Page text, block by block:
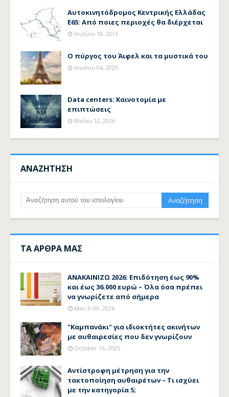
Αυτοκινητόδρομος Κεντρικής Ελλάδας
Ε65: Από ποιες περιοχές θα διέρχεται
Ιουλίου 18, 2013
Ο πύργος του Άιφελ και τα μυστικά του
Ιουνίου 04, 2025
Data centers: Καινοτομία με
επιπτώσεις
Μαΐου 12, 2026
ΑΝΑΖΗΤΗΣΗ
ΤΑ ΑΡΘΡΑ ΜΑΣ
ΑΝΑΚΑΙΝΙΖΩ 2026: Επιδότηση έως 90%
και έως 36.000 ευρώ – Όλα όσα πρέπει
να γνωρίζετε από σήμερα
March 09, 2026
"Καμπανάκι" για ιδιοκτήτες ακινήτων
με αυθαιρεσίες που δεν γνωρίζουν
October 16, 2025
Αντίστροφη μέτρηση για την
τακτοποίηση αυθαιρέτων – Τι ισχύει
με την κατηγορία 5;